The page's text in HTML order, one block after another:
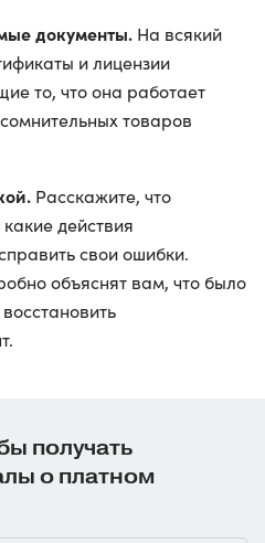
документы. На всякий
и лицензии
то, что она работает
товаров
Расскажите, что
действия
свои ошибки.
объяснят вам, что было
получать
о платном